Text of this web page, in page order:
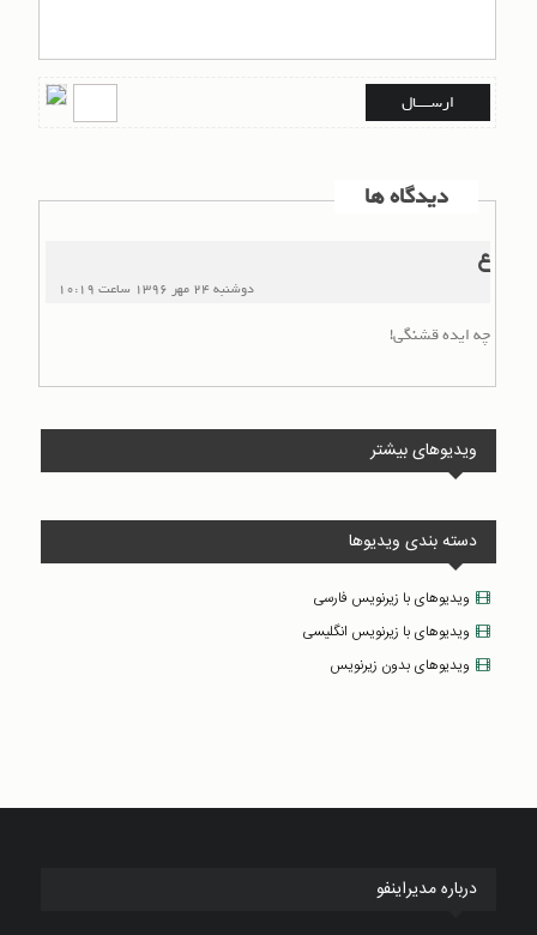
دیدگاه ها
ع
دوشنبه 24 مهر 1396 ساعت 10:19
چه ایده قشنگی!
ویدیوهای بیشتر
دسته بندی ویدیوها
ویدیوهای با زیرنویس فارسی
ویدیوهای با زیرنویس انگلیسی
ویدیوهای بدون زیرنویس
درباره مدیراینفو